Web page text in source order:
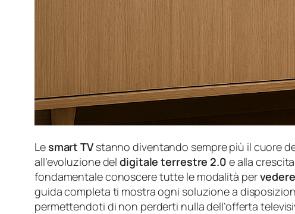
Lesmart TVstanno diventando sempre più il cuore
all’evoluzione deldigitale terrestre 2.0 e alla
fondamentale conoscere tutte le modalità per
guida completa ti mostra ogni soluzione a
permettendoti di non perderti nulla dell’offerta